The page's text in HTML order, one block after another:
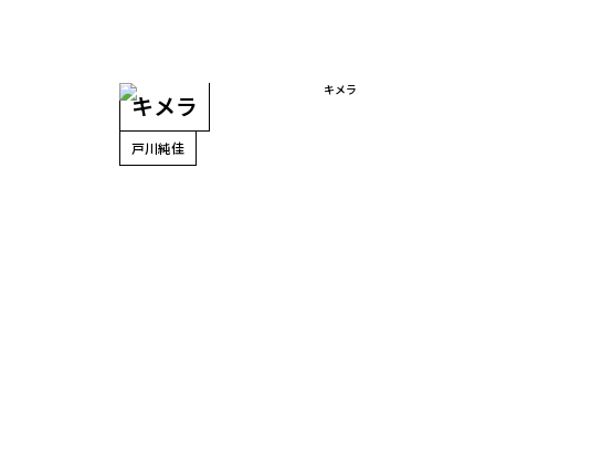
キメラ
戸川純佳